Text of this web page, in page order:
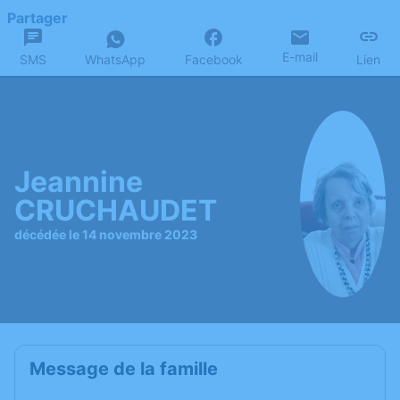
Partager
SMS WhatsApp Facebook E-mail Lien
Jeannine
CRUCHAUDET
décédée le 14 novembre 2023
Message de la famille